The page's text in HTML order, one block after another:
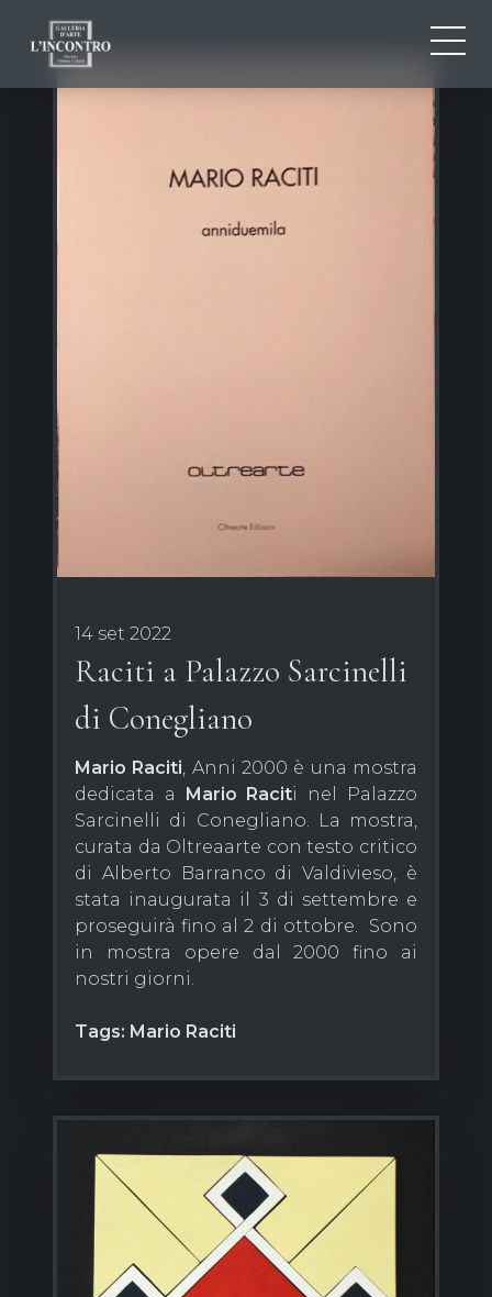
IT
EN
FR
ARTISTI E OPERE
MOSTRE
CONTATTI
14 set 2022
Raciti a Palazzo Sarcinelli
di Conegliano
Mario Raciti, Anni 2000 è una mostra
dedicata a Mario Raciti nel Palazzo
Sarcinelli di Conegliano. La mostra,
curata da Oltreaarte con testo critico
di Alberto Barranco di Valdivieso, è
stata inaugurata il 3 di settembre e
proseguirà fino al 2 di ottobre. Sono
in mostra opere dal 2000 fino ai
nostri giorni.
Tags: Mario Raciti